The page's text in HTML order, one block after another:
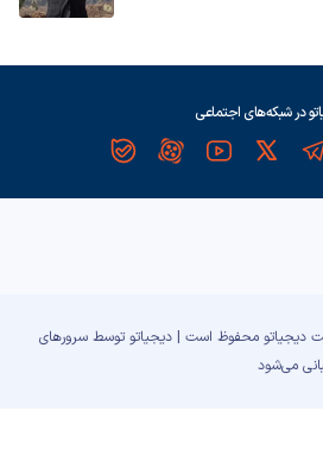
در شبکه‌های اجتماعی
دیجیاتو محفوظ است | دیجیاتو توسط سرورهای
می‌شود